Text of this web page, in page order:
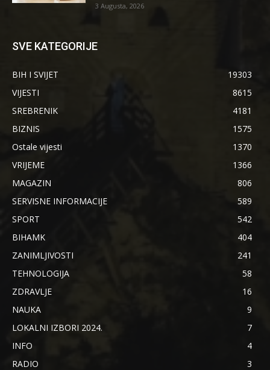
3 Augusta, 2026
SVE KATEGORIJE
BIH I SVIJET
19303
VIJESTI
8615
SREBRENIK
4181
BIZNIS
1575
Ostale vijesti
1370
VRIJEME
1366
MAGAZIN
806
SERVISNE INFORMACIJE
589
SPORT
542
BIHAMK
404
ZANIMLJIVOSTI
241
TEHNOLOGIJA
58
ZDRAVLJE
16
NAUKA
9
LOKALNI IZBORI 2024.
7
INFO
4
RADIO
3